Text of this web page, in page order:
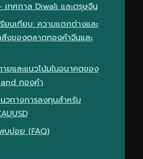
เทศกาล Diwali และตรุษจีน
ยบเทียบ: ความแตกต่างและ
งของตลาดทองคำจีนและ
ยและแนวโน้มในอนาคตของ
ทองคำ
วทางการลงทุนสำหรับ
บบ่อย (FAQ)